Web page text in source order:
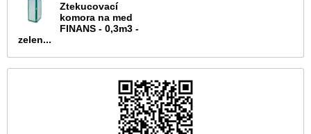
Ztekucovací
komora na med
FINANS - 0,3m3 -
zelen...